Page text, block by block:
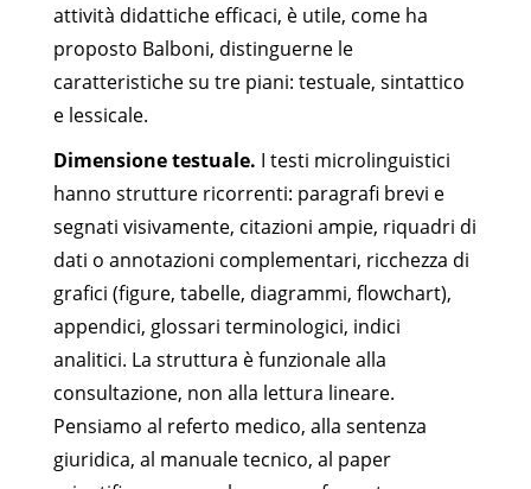
attività didattiche efficaci, è utile, come ha
proposto Balboni, distinguerne le
caratteristiche su tre piani: testuale, sintattico
e lessicale.
Dimensione testuale. I testi microlinguistici
hanno strutture ricorrenti: paragrafi brevi e
segnati visivamente, citazioni ampie, riquadri di
dati o annotazioni complementari, ricchezza di
grafici (figure, tabelle, diagrammi, flowchart),
appendici, glossari terminologici, indici
analitici. La struttura è funzionale alla
consultazione, non alla lettura lineare.
Pensiamo al referto medico, alla sentenza
giuridica, al manuale tecnico, al paper